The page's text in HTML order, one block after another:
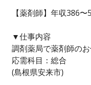
【薬剤師】年収386
▼仕事内容
調剤薬局で薬剤師のお
応需科目：総合
(島根県安来市)